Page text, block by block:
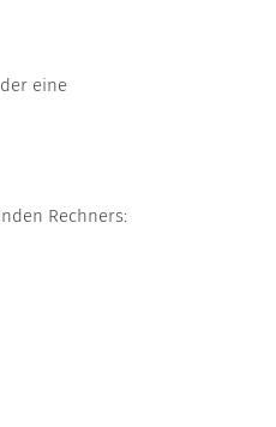
eine
Rechners: